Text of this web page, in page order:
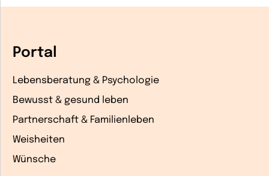
Portal
Lebensberatung & Psychologie
Bewusst & gesund leben
Partnerschaft & Familienleben
Weisheiten
Wünsche